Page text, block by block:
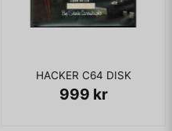
HACKER C64 DISK
999 kr